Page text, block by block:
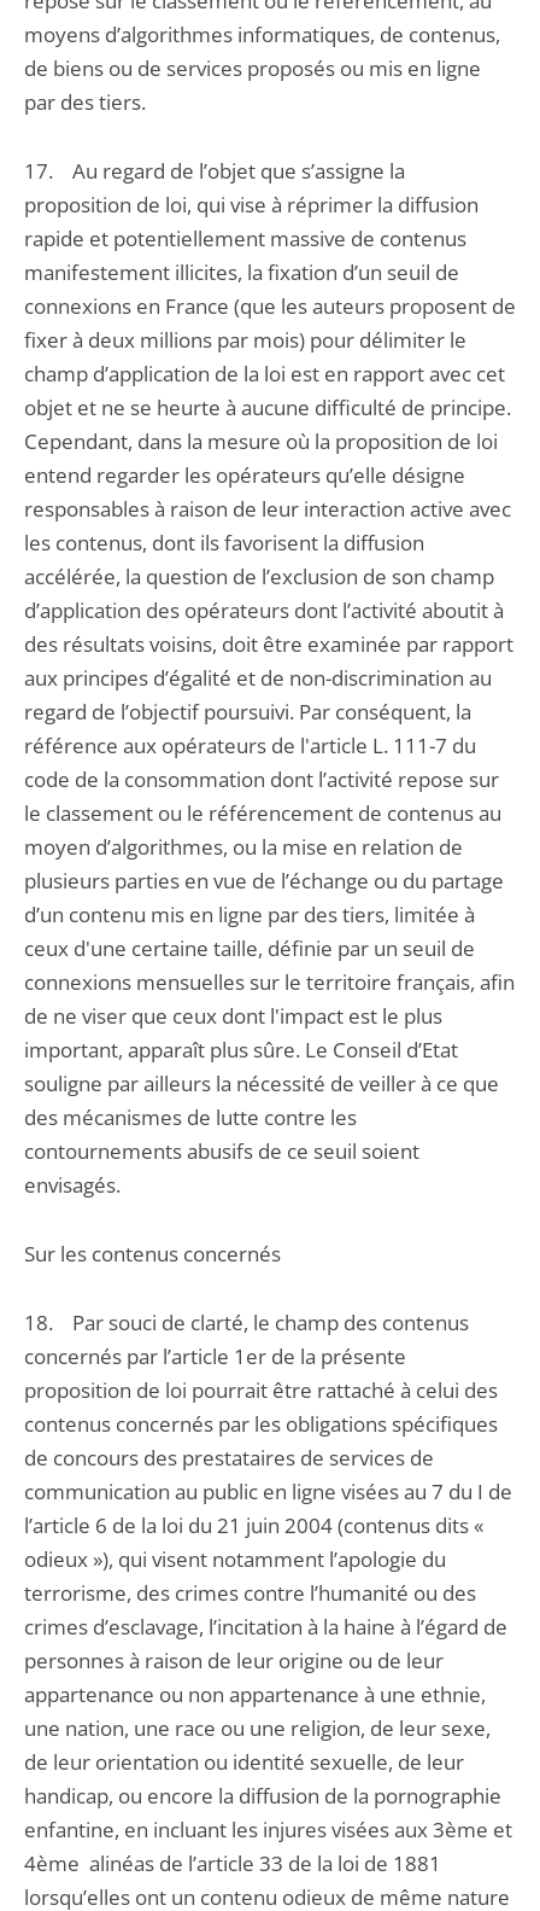
moyens d’algorithmes informatiques, de contenus,
de biens ou de services proposés ou mis en ligne
par des tiers.
17. Au regard de l’objet que s’assigne la
proposition de loi, qui vise à réprimer la diffusion
rapide et potentiellement massive de contenus
manifestement illicites, la fixation d’un seuil de
connexions en France (que les auteurs proposent de
fixer à deux millions par mois) pour délimiter le
champ d’application de la loi est en rapport avec cet
objet et ne se heurte à aucune difficulté de principe.
Cependant, dans la mesure où la proposition de loi
entend regarder les opérateurs qu’elle désigne
responsables à raison de leur interaction active avec
les contenus, dont ils favorisent la diffusion
accélérée, la question de l’exclusion de son champ
d’application des opérateurs dont l’activité aboutit à
des résultats voisins, doit être examinée par rapport
aux principes d’égalité et de non-discrimination au
regard de l’objectif poursuivi. Par conséquent, la
référence aux opérateurs de l'article L. 111-7 du
code de la consommation dont l’activité repose sur
le classement ou le référencement de contenus au
moyen d’algorithmes, ou la mise en relation de
plusieurs parties en vue de l’échange ou du partage
d’un contenu mis en ligne par des tiers, limitée à
ceux d'une certaine taille, définie par un seuil de
connexions mensuelles sur le territoire français, afin
de ne viser que ceux dont l'impact est le plus
important, apparaît plus sûre. Le Conseil d’Etat
souligne par ailleurs la nécessité de veiller à ce que
des mécanismes de lutte contre les
contournements abusifs de ce seuil soient
envisagés.
Sur les contenus concernés
18. Par souci de clarté, le champ des contenus
concernés par l’article 1er de la présente
proposition de loi pourrait être rattaché à celui des
contenus concernés par les obligations spécifiques
de concours des prestataires de services de
communication au public en ligne visées au 7 du I de
l’article 6 de la loi du 21 juin 2004 (contenus dits «
odieux »), qui visent notamment l’apologie du
terrorisme, des crimes contre l’humanité ou des
crimes d’esclavage, l’incitation à la haine à l’égard de
personnes à raison de leur origine ou de leur
appartenance ou non appartenance à une ethnie,
une nation, une race ou une religion, de leur sexe,
de leur orientation ou identité sexuelle, de leur
handicap, ou encore la diffusion de la pornographie
enfantine, en incluant les injures visées aux 3ème et
4ème alinéas de l’article 33 de la loi de 1881
lorsqu’elles ont un contenu odieux de même nature